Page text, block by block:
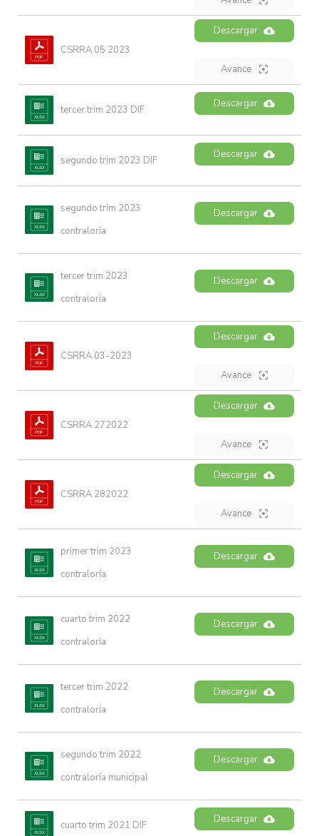
CSRRA 05 2023
Descargar
Avance
tercer trim 2023 DIF Descargar
segundo trim 2023 DIF Descargar
segundo trim 2023
contraloría
Descargar
tercer trim 2023
contraloría
Descargar
CSRRA 03-2023
Descargar
Avance
CSRRA 272022
Descargar
Avance
CSRRA 282022
Descargar
Avance
primer trim 2023
contraloría
Descargar
cuarto trim 2022
contraloría
Descargar
tercer trim 2022
contraloría
Descargar
segundo trim 2022
contraloría municipal
Descargar
cuarto trim 2021 DIF Descargar